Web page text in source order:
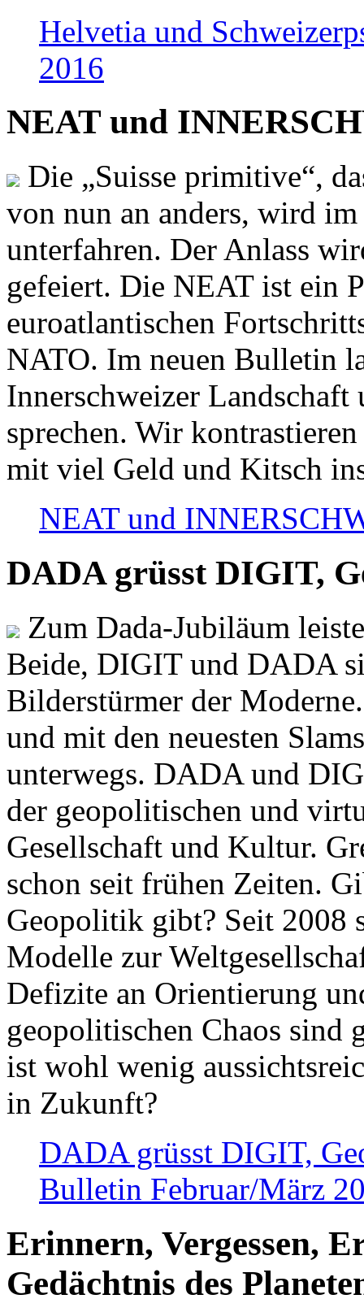
Helvetia und
2016
NEAT und
Die „Suisse primitive“,
von nun an anders, wird
unterfahren. Der Anlass
gefeiert. Die NEAT ist ein
euroatlantischen
NATO. Im neuen Bulletin
Innerschweizer
sprechen. Wir
mit viel Geld und Kitsch
NEAT und
DADA grüsst DIGIT,
Zum Dada-Jubiläum
Beide, DIGIT und DADA
Bilderstürmer der
und mit den neuesten
unterwegs. DADA und
der geopolitischen und
Gesellschaft und Kultur.
schon seit frühen Zeiten.
Geopolitik gibt? Seit 2008
Modelle zur
Defizite an Orientierung
geopolitischen Chaos sind
ist wohl wenig
in Zukunft?
DADA grüsst DIGIT,
Bulletin Februar/März
Erinnern, Vergessen,
Gedächtnis des